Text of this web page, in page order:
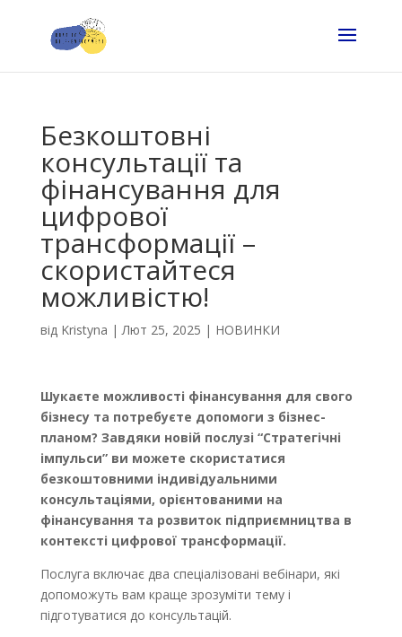
Безкоштовні
консультації та
фінансування для
цифрової
трансформації –
скористайтеся
можливістю!
від Kristyna |Лют 25, 2025 | НОВИНКИ
Шукаєте можливості фінансування для свого
бізнесу та потребуєте допомоги з бізнес-
планом? Завдяки новій послузі “Стратегічні
імпульси” ви можете скористатися
безкоштовними індивідуальними
консультаціями, орієнтованими на
фінансування та розвиток підприємництва в
контексті цифрової трансформації.
Послуга включає два спеціалізовані вебінари, які
допоможуть вам краще зрозуміти тему і
підготуватися до консультацій.